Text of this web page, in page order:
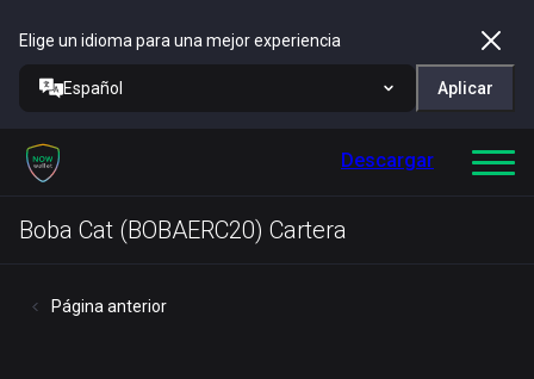
Elige un idioma para una mejor experiencia
Español Aplicar
Descargar
Boba Cat (BOBAERC20) Cartera
Página anterior